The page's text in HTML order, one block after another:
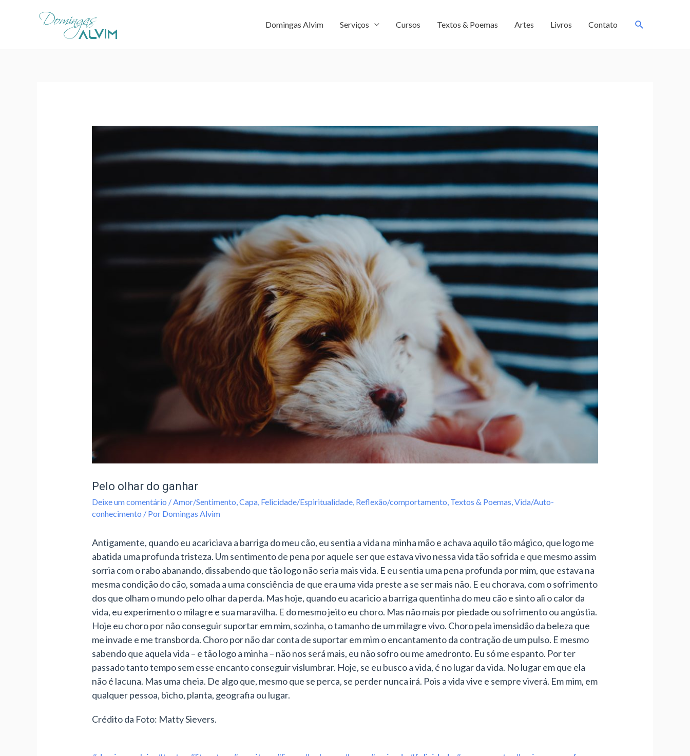
Domingas Alvim Serviços Cursos Textos & Poemas Artes Livros Contato
Pelo olhar do ganhar
Deixe um comentário /Amor/Sentimento,Capa, Felicidade/Espiritualidade, Reflexão/comportamento, Textos & Poemas,Vida/Auto-
conhecimento / Por Domingas Alvim
Antigamente, quando eu acariciava a barriga do meu cão, eu sentia a vida na minha mão e achava aquilo tão mágico, que logo me
abatida uma profunda tristeza. Um sentimento de pena por aquele ser que estava vivo nessa vida tão sofrida e que mesmo assim
sorria com o rabo abanando, dissabendo que tão logo não seria mais vida. E eu sentia uma pena profunda por mim, que estava na
mesma condição do cão, somada a uma consciência de que era uma vida preste a se ser mais não. E eu chorava, com o sofrimento
dos que olham o mundo pelo olhar da perda. Mas hoje, quando eu acaricio a barriga quentinha do meu cão e sinto ali o calor da
vida, eu experimento o milagre e sua maravilha. E do mesmo jeito eu choro. Mas não mais por piedade ou sofrimento ou angústia.
Hoje eu choro por não conseguir suportar em mim, sozinha, o tamanho de um milagre vivo. Choro pela imensidão da beleza que
me invade e me transborda. Choro por não dar conta de suportar em mim o encantamento da contração de um pulso. E mesmo
sabendo que aquela vida – e tão logo a minha – não nos será mais, eu não sofro ou me amedronto. Eu só me espanto. Por ter
passado tanto tempo sem esse encanto conseguir vislumbrar. Hoje, se eu busco a vida, é no lugar da vida. No lugar em que ela
não é lacuna. Mas uma cheia. De algo que, mesmo que se perca, se perder nunca irá. Pois a vida vive e sempre viverá. Em mim, em
qualquer pessoa, bicho, planta, geografia ou lugar.
Crédito da Foto: Matty Sievers.